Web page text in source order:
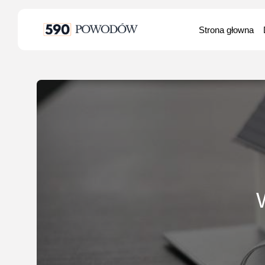
Strona głowna
Search
for: